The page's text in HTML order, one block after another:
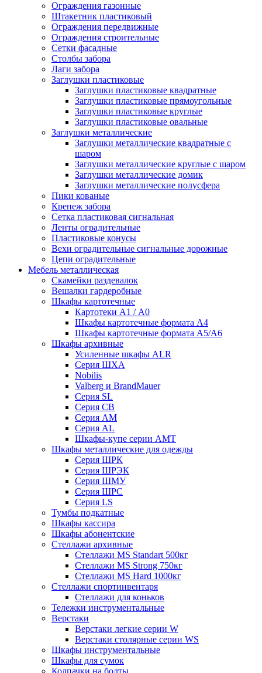
Ограждения газонные
Штакетник пластиковый
Ограждения передвижные
Ограждения строительные
Сетки фасадные
Столбы забора
Лаги забора
Заглушки пластиковые
Заглушки пластиковые квадратные
Заглушки пластиковые прямоугольные
Заглушки пластиковые круглые
Заглушки пластиковые овальные
Заглушки металлические
Заглушки металлические квадратные с
шаром
Заглушки металлические круглые с шаром
Заглушки металлические домик
Заглушки металлические полусфера
Пики кованые
Крепеж забора
Сетка пластиковая сигнальная
Ленты оградительные
Пластиковые конусы
Вехи оградительные сигнальные дорожные
Цепи оградительные
Мебель металлическая
Скамейки раздевалок
Вешалки гардеробные
Шкафы картотечные
Картотеки А1 / А0
Шкафы картотечные формата А4
Шкафы картотечные формата А5/А6
Шкафы архивные
Усиленные шкафы ALR
Серия ШХА
Nobilis
Valberg и BrandMauer
Cерия SL
Серия СВ
Серия АМ
Серия AL
Шкафы-купе серии AMT
Шкафы металлические для одежды
Серия ШРК
Серия ШРЭК
Серия ШМУ
Серия ШРС
Серия LS
Тумбы подкатные
Шкафы кассира
Шкафы абонентские
Стеллажи архивные
Стеллажи MS Standart 500кг
Стеллажи MS Strong 750кг
Стеллажи MS Hard 1000кг
Стеллажи спортинвентаря
Стеллажи для коньков
Тележки инструментальные
Верстаки
Верстаки легкие серии W
Верстаки столярные серии WS
Шкафы инструментальные
Шкафы для сумок
Колпачки на болты